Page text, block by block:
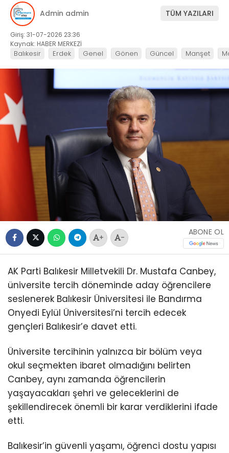
Admin admin TÜM YAZILARI
Giriş: 31-07-2026 23:36
Kaynak: HABER MERKEZİ
Balıkesir Erdek Genel Gönen Güncel Manşet
+ -
ABONE OL
AK Parti Balıkesir Milletvekili Dr. Mustafa Canbey,
üniversite tercih döneminde aday öğrencilere
seslenerek Balıkesir Üniversitesi ile Bandırma
Onyedi Eylül Üniversitesi’ni tercih edecek
gençleri Balıkesir’e davet etti.
Üniversite tercihinin yalnızca bir bölüm veya
okul seçmekten ibaret olmadığını belirten
Canbey, aynı zamanda öğrencilerin
yaşayacakları şehri ve geleceklerini de
şekillendirecek önemli bir karar verdiklerini ifade
etti.
Balıkesir’in güvenli yaşamı, öğrenci dostu yapısı